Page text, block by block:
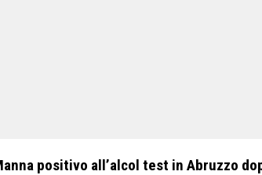
positivo all’alcol test in Abruzzo